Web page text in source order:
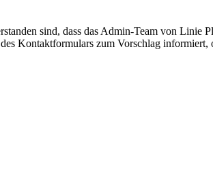
sind, dass das Admin-Team von Linie
Kontaktformulars zum Vorschlag informiert,